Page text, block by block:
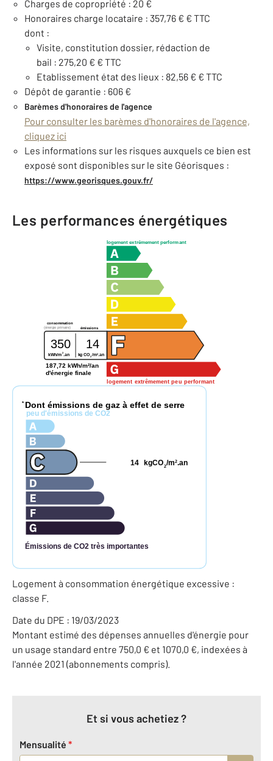
Charges de copropriété : 20 €
Honoraires charge locataire : 357,76 € € TTC
dont :
Visite, constitution dossier, rédaction de
bail : 275,20 € € TTC
Etablissement état des lieux : 82,56 € € TTC
Dépôt de garantie : 606 €
Barèmes d'honoraires de l'agence
Pour consulter les barèmes d'honoraires de l'agence,
cliquez ici
Les informations sur les risques auxquels ce bien est
exposé sont disponibles sur le site Géorisques :
https://www.georisques.gouv.fr/
Les performances énergétiques
logement extrêmement performant
logement extrêmement peu performant
consommation
émissions
(énergie primaire)
350 14
kWh/m 2 .an kg CO2/m2 .an
187,72 kWh/m²/an
d'énergie finale
* Dont émissions de gaz à effet de serre
peu d'émissions de CO2
Émissions de CO2 très importantes
kgCO2/m2.an
14
Logement à consommation énergétique excessive :
classe F.
Date du DPE : 19/03/2023
Montant estimé des dépenses annuelles d'énergie pour
un usage standard entre 750,0 € et 1070,0 €, indexées à
l'année 2021 (abonnements compris).
Et si vous achetiez ?
Mensualité *